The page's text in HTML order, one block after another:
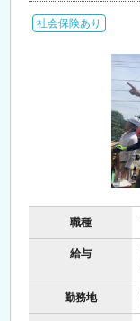
社会保険あり
職種
給与
勤務地